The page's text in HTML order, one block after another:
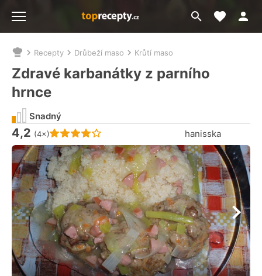
Přejít
na
Moje
Nacházíte
se
zde:
Recepty Drůbeží maso Krůtí maso
Zdravé karbanátky z parního
hrnce
Hodnocení receptu je
4,2 (4×) hanisska
Snadný